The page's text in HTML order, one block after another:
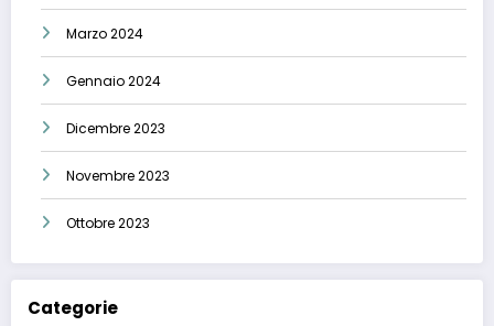
Marzo 2024
Gennaio 2024
Dicembre 2023
Novembre 2023
Ottobre 2023
Categorie